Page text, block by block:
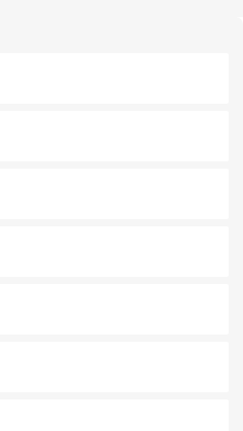
は地元の風情を楽しめる外せないスポット